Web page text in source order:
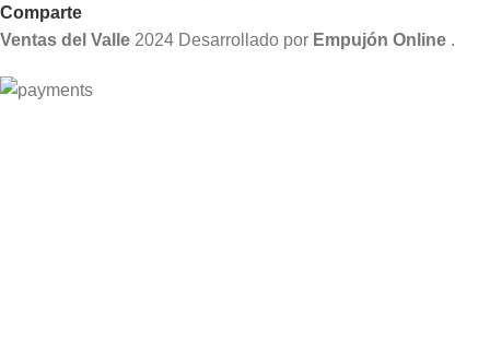
Comparte
Ventas del Valle 2024 Desarrollado por Empujón Online .